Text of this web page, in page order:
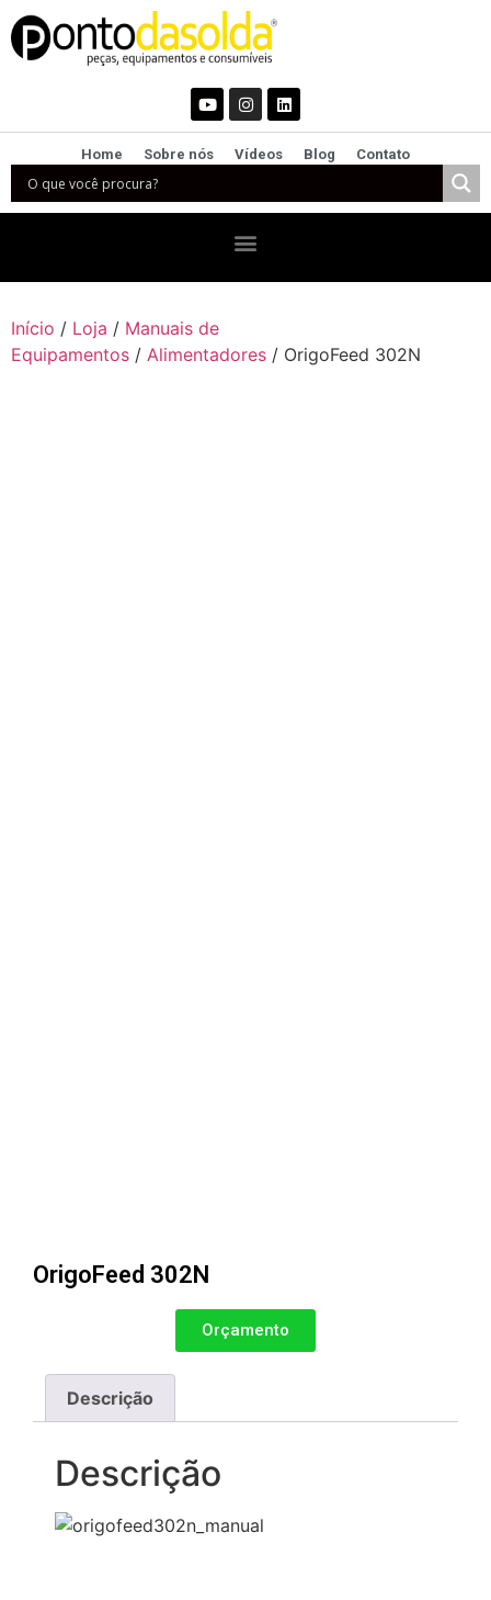
Home Sobre nós Vídeos Blog Contato
Início / Loja / Manuais de
Equipamentos / Alimentadores / OrigoFeed 302N
OrigoFeed 302N
Orçamento
Descrição
Descrição